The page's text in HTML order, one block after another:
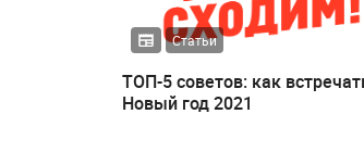
Статьи
ТОП-5 советов: как
Новый год 2021